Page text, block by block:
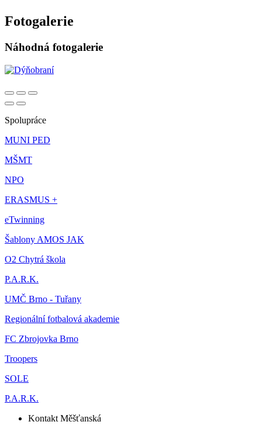
Fotogalerie
Náhodná fotogalerie
Spolupráce
MUNI PED
MŠMT
NPO
ERASMUS +
eTwinning
Šablony AMOS JAK
O2 Chytrá škola
P.A.R.K.
UMČ Brno - Tuřany
Regionální fotbalová akademie
FC Zbrojovka Brno
Troopers
SOLE
P.A.R.K.
Kontakt Měšťanská